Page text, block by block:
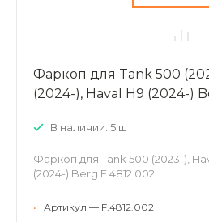
Фаркоп для Tank 500
(2024-), Haval H9 (2024-)
В наличии: 5 шт.
Фаркоп для Tank 500 (2023-),
(2024-) Berg F.4812.002
•
Артикул — F.4812.002